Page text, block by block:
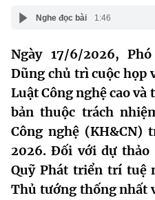
Giới thiệu
Chức năng nhiệm vụ
Cơ cấu tổ chức
Lịch sử phát triển
Sở Khoa học và Công
Tin tức sự kiện
Khoa học và Công nghệ
Đổi mới sáng tạo
Bưu chính, Viễn thông
Dịch vụ công
Hệ thống văn bản
Văn bản QPPL
Văn bản chỉ đạo điều
MST IOFFICE
THỐNG KÊ
Nghe đọc bài 1:46
Ngày 17/6/2026,
Dũng chủ trì cuộc họp
Luật Công nghệ cao và
bản thuộc trách
Công nghệ (KH&CN)
2026. Đối với dự
Quỹ Phát triển trí tuệ
Thủ tướng thống nhất